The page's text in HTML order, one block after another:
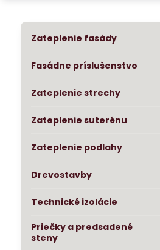
Zateplenie fasády
Fasádne príslušenstvo
Zateplenie strechy
Zateplenie suterénu
Zateplenie podlahy
Drevostavby
Technické izolácie
Priečky a predsadené
steny